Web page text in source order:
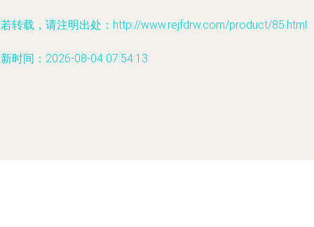
转载，请注明出处：http://www.rejfdrw.com/product/85.html
时间：2026-08-04 07:54:13